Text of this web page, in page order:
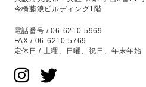
今橋藤浪ビルディング1階
電話番号 / 06-6210-5969
FAX / 06-6210-5769
定休日 / 土曜、日曜、祝日、年末年始